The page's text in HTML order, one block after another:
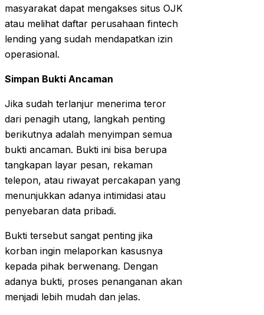
masyarakat dapat mengakses situs OJK
atau melihat daftar perusahaan fintech
lending yang sudah mendapatkan izin
operasional.
Simpan Bukti Ancaman
Jika sudah terlanjur menerima teror
dari penagih utang, langkah penting
berikutnya adalah menyimpan semua
bukti ancaman. Bukti ini bisa berupa
tangkapan layar pesan, rekaman
telepon, atau riwayat percakapan yang
menunjukkan adanya intimidasi atau
penyebaran data pribadi.
Bukti tersebut sangat penting jika
korban ingin melaporkan kasusnya
kepada pihak berwenang. Dengan
adanya bukti, proses penanganan akan
menjadi lebih mudah dan jelas.